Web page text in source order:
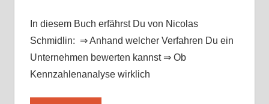
In diesem Buch erfährst Du von Nicolas
Schmidlin: ⇒ Anhand welcher Verfahren Du ein
Unternehmen bewerten kannst ⇒ Ob
Kennzahlenanalyse wirklich